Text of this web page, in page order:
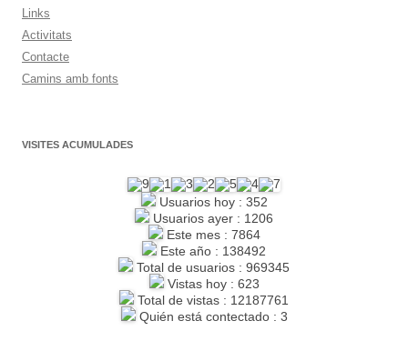
Links
Activitats
Contacte
Camins amb fonts
VISITES ACUMULADES
Usuarios hoy : 352
Usuarios ayer : 1206
Este mes : 7864
Este año : 138492
Total de usuarios : 969345
Vistas hoy : 623
Total de vistas : 12187761
Quién está contectado : 3